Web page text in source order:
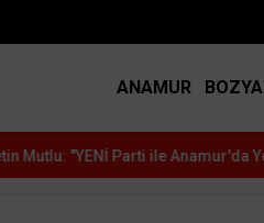
ANAMUR
"YENİ Parti ile Anamur'da Yeni B...